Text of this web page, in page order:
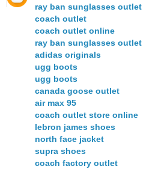
ray ban sunglasses outlet
coach outlet
coach outlet online
ray ban sunglasses outlet
adidas originals
ugg boots
ugg boots
canada goose outlet
air max 95
coach outlet store online
lebron james shoes
north face jacket
supra shoes
coach factory outlet